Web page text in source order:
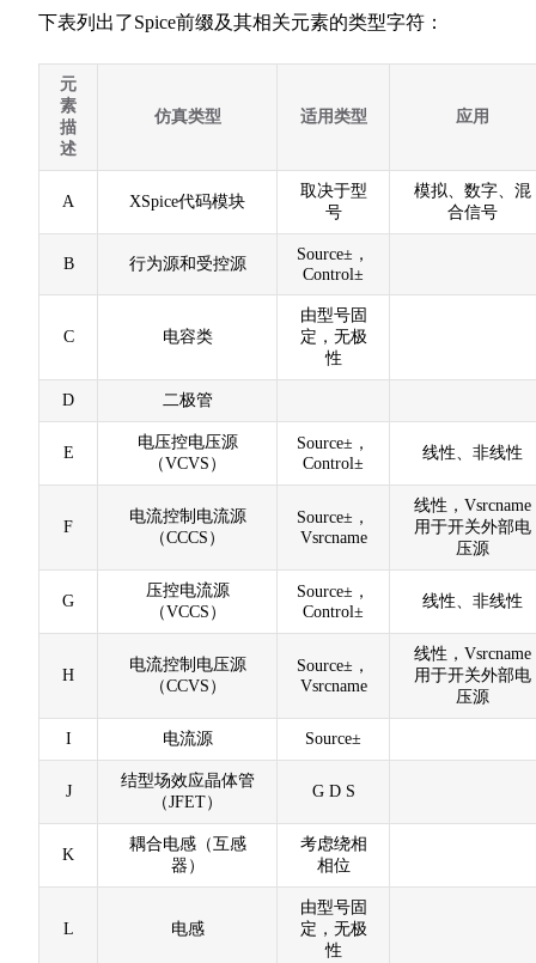
下表列出了Spice前缀及其相关元素的类型字符：
元
素
描
述
仿真类型 适用类型 应用
A XSpice代码模块
取决于型
号
模拟、数字、混
合信号
B 行为源和受控源
Source±，
Control±
C 电容类
由型号固
定，无极
性
D 二极管
E
电压控电压源
（VCVS）
Source±，
Control±
线性、非线性
F
电流控制电流源
（CCCS）
Source±，
Vsrcname
线性，Vsrcname
用于开关外部电
压源
G
压控电流源
（VCCS）
Source±，
Control±
线性、非线性
H
电流控制电压源
（CCVS）
Source±，
Vsrcname
线性，Vsrcname
用于开关外部电
压源
I 电流源 Source±
J
结型场效应晶体管
（JFET）
G D S
K
耦合电感（互感
器）
考虑绕相
相位
L 电感
由型号固
定，无极
性